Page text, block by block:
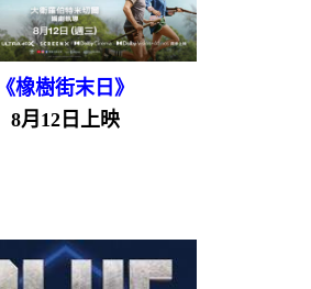
《橡樹街末日》
8月12日上映